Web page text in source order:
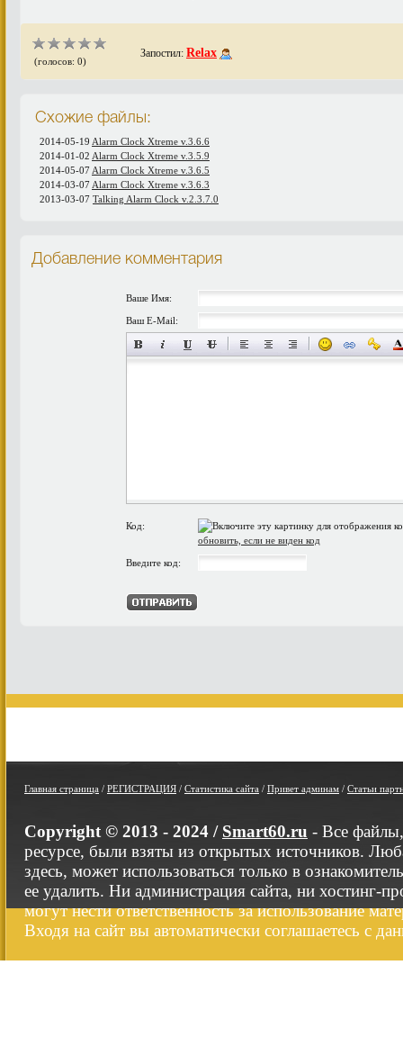
(голосов: 0)
Запостил: Relax
Схожие файлы:
2014-05-19 Alarm Clock Xtreme v.3.6.6
2014-01-02 Alarm Clock Xtreme v.3.5.9
2014-05-07 Alarm Clock Xtreme v.3.6.5
2014-03-07 Alarm Clock Xtreme v.3.6.3
2013-03-07 Talking Alarm Clock v.2.3.7.0
Добавление комментария
Ваше Имя:
Ваш E-Mail:
Код:
обновить, если не виден код
Введите код:
Главная страница / РЕГИСТРАЦИЯ / Статистика сайта / Привет админам / Статьи
Copyright © 2013 - 2024 / Smart60.ru - Все
ресурсе, были взяты из открытых источников.
здесь, может использоваться только в
ее удалить. Ни администрация сайта, ни хостинг-
могут нести ответственность за использование
Входя на сайт вы автоматически соглашаетесь с